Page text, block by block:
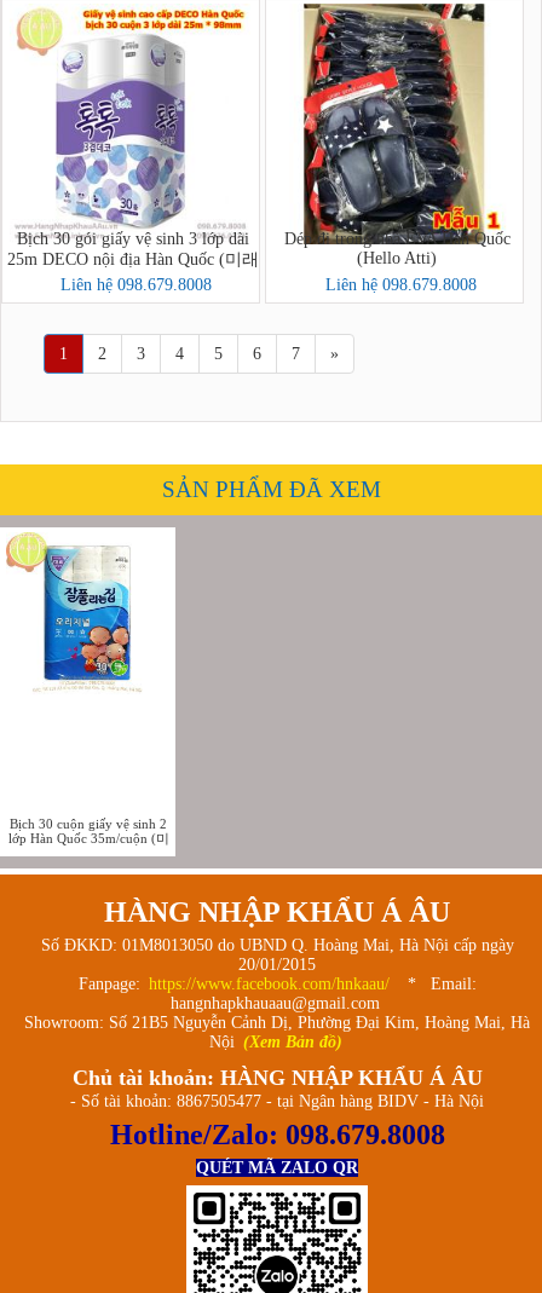
Bịch 30 gói giấy vệ sinh 3 lớp dài
25m DECO nội địa Hàn Quốc (미래
생활 톡톡 3겹 30롤)
Liên hệ 098.679.8008
Dép đi trong nhà EVA Hàn Quốc
(Hello Atti)
Liên hệ 098.679.8008
1 2 3 4 5 6 7 »
SẢN PHẨM ĐÃ XEM
Bịch 30 cuộn giấy vệ sinh 2
lớp Hàn Quốc 35m/cuộn (미
래 잘풀리는집오리지널)
HÀNG NHẬP KHẨU Á ÂU
Số ĐKKD: 01M8013050 do UBND Q. Hoàng Mai, Hà Nội cấp ngày
20/01/2015
Fanpage: https://www.facebook.com/hnkaau/
* Email:
hangnhapkhauaau@gmail.com
Showroom: Số 21B5 Nguyễn Cảnh Dị, Phường Đại Kim, Hoàng Mai, Hà
Nội (Xem Bản đồ)
Chủ tài khoản: HÀNG NHẬP KHẨU Á ÂU
- Số tài khoản: 8867505477 - tại Ngân hàng BIDV - Hà Nội
Hotline/Zalo: 098.679.8008
QUÉT MÃ ZALO QR